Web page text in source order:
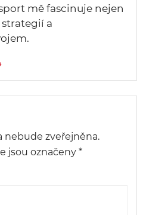
mě fascinuje nejen
a
nebude zveřejněna.
jsou označeny *